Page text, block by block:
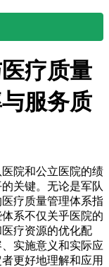
疗质量
服务质
院和公立医院的绩
关键。无论是军队
疗质量管理体系指
系不仅关乎医院的
疗资源的优化配
实施意义和实际应
更好地理解和应用